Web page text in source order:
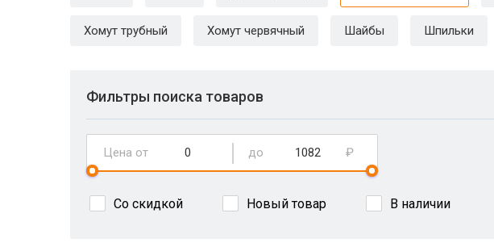
Хомут трубный Хомут червячный Шайбы Шпильки
Фильтры поиска товаров
Цена от до ₽
Со скидкой Новый товар В наличии